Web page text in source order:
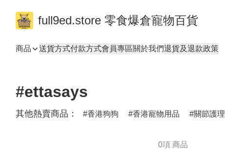
full9ed.store 零食爆倉寵物百貨
商品 送貨方式付款方式會員專區關於我們退貨及退款政策
#ettasays
其他熱賣商品： 香港狗狗 香港寵物用品 關節護理
0項 商品